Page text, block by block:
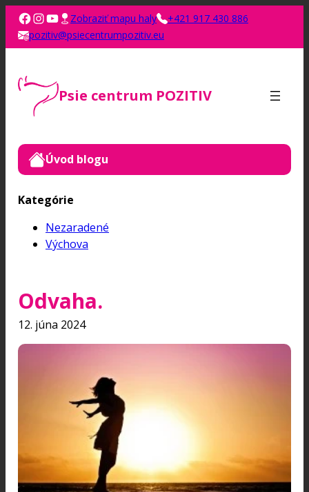
Zobraziť mapu haly
+421 917 430 886
pozitiv@psiecentrumpozitiv.eu
Psie centrum POZITIV
Úvod blogu
Kategórie
Nezaradené
Výchova
Odvaha.
12. júna 2024